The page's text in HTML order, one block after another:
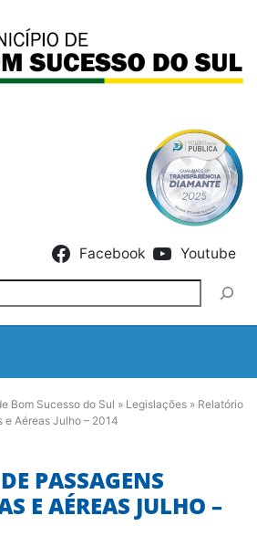
Facebook Youtube
Bom Sucesso do Sul » Legislações » Relatório
e Aéreas Julho – 2014
PASSAGENS
E AÉREAS JULHO –